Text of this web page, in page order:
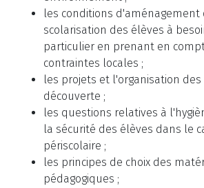
les conditions d'aménagement
scolarisation des élèves à
particulier en prenant en
contraintes locales ;
les projets et l'organisation des
découverte ;
les questions relatives à
la sécurité des élèves dans le
périscolaire ;
les principes de choix des
pédagogiques ;